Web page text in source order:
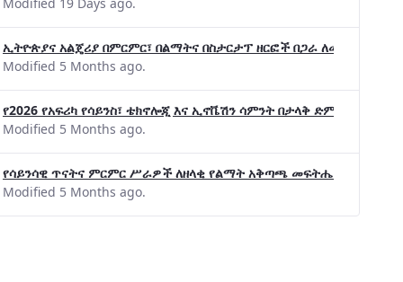
ኢትዮጵያና አልጄሪያ በምርምር፣ በልማትና በስታርታፕ ዘርፎች በጋራ ለመስራት መከሩ፡፡
Modified 5 Months ago.
የ2026 የአፍሪካ የሳይንስ፣ ቴክኖሎጂ እና ኢኖቬሽን ሳምንት በታላቅ ድምቀት
Modified 5 Months ago.
የሳይንሳዊ ጥናትና ምርምር ሥራዎች ለዘላቂ የልማት አቅጣጫ መፍትሔ ጠቋሚ
Modified 5 Months ago.